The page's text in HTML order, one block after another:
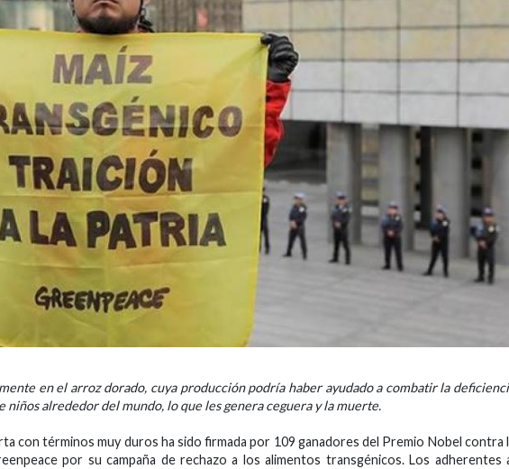
en el arroz dorado, cuya producción podría haber ayudado a combatir la
niños alrededor del mundo, lo que les genera ceguera y la muerte.
con términos muy duros ha sido firmada por 109 ganadores del Premio Nobel contra
por su campaña de rechazo a los alimentos transgénicos. Los adherentes